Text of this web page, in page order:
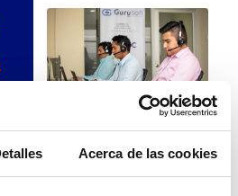
Acerca de las cookies
y